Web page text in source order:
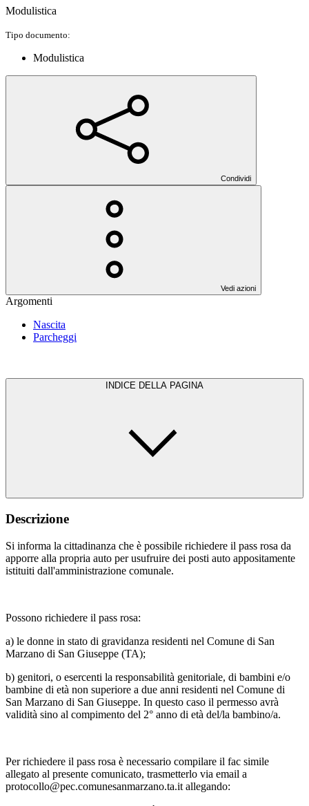
Modulistica
Tipo documento:
Modulistica
Condividi
Vedi azioni
Argomenti
Nascita
Parcheggi
INDICE DELLA PAGINA
Descrizione
Si informa la cittadinanza che è possibile richiedere il pass rosa da
apporre alla propria auto per usufruire dei posti auto appositamente
istituiti dall'amministrazione comunale.
Possono richiedere il pass rosa:
a) le donne in stato di gravidanza residenti nel Comune di San
Marzano di San Giuseppe (TA);
b) genitori, o esercenti la responsabilità genitoriale, di bambini e/o
bambine di età non superiore a due anni residenti nel Comune di
San Marzano di San Giuseppe. In questo caso il permesso avrà
validità sino al compimento del 2° anno di età del/la bambino/a.
Per richiedere il pass rosa è necessario compilare il fac simile
allegato al presente comunicato, trasmetterlo via email a
protocollo@pec.comunesanmarzano.ta.it allegando: